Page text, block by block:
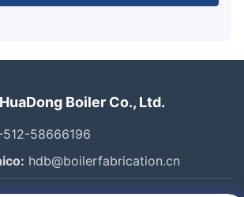
Boiler Co., Ltd.
58666196
hdb@boilerfabrication.cn